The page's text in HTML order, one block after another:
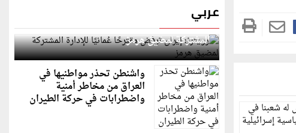
عربي
رويترز: إيران ترفض مقترحًا عُمانيًا للإدارة
المشتركة لمضيق هرمز
واشنطن تحذر مواطنيها في
العراق من مخاطر أمنية
واضطرابات في حركة الطيران